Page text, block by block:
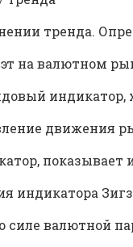
тренда.
на валютном
движения
показывает
индикатора
силе валютной